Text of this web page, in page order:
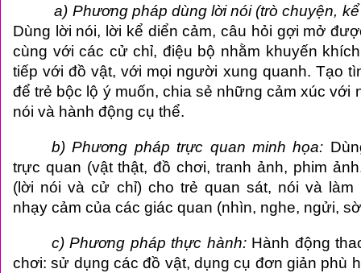
a) Phương pháp dùng lời nói (trò chuyện,
Dùng lời nói, lời kể diển cảm, câu hỏi gợi mở
cùng với các cử chỉ, điệu bộ nhằm khuyến
tiếp với đồ vật, với mọi người xung quanh. Tạo
để trẻ bộc lộ ý muốn, chia sẻ những cảm xúc với
nói và hành động cụ thể.
b) Phương pháp trực quan minh họa:
trực quan (vật thật, đồ chơi, tranh ảnh, phim
(lời nói và cử chỉ) cho trẻ quan sát, nói và làm
nhạy cảm của các giác quan (nhìn, nghe, ngửi,
c) Phương pháp thực hành:Hành động
chơi: sử dụng các đồ vật, dụng cụ đơn giản phù